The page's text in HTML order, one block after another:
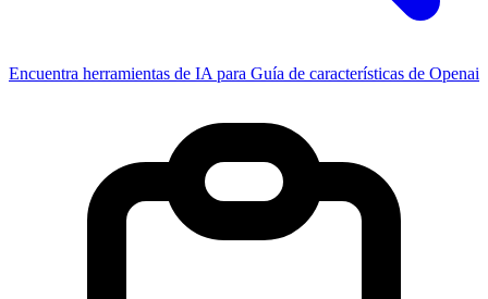
Encuentra herramientas de IA para Guía de características de Openai